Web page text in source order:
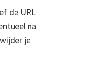
de URL
na
je